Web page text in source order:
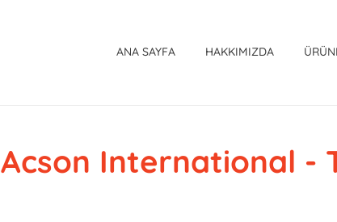
ANA SAYFA HAKKIMIZDA
Acson International -